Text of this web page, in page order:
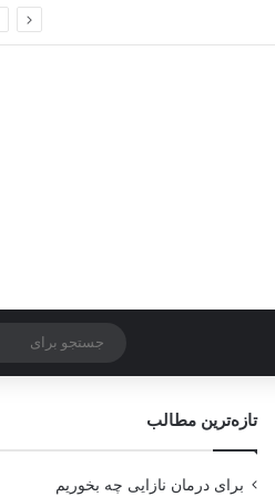
تازه‌ترین مطالب
برای درمان نازایی چه بخوریم